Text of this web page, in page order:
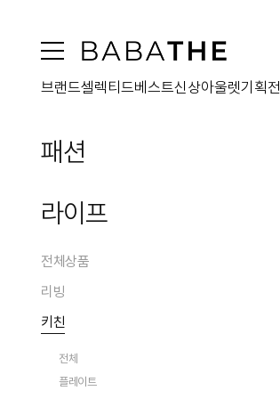
브랜드셀렉티드베스트신상아울렛기획전
패션
전체상품
아우터
전체
코트
패딩
퍼
자켓
점퍼
원피스
전체
맥시원피스
미니원피스
투피스원피스
상의
전체
블라우스/셔츠
티셔츠
하의
전체
스커트
가방
전체
슈즈
라이프
전체상품
리빙
전체
홈데코
오브제
키친
전체
플레이트